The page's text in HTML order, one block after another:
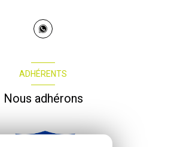
ADHÉRENTS
Nous adhérons